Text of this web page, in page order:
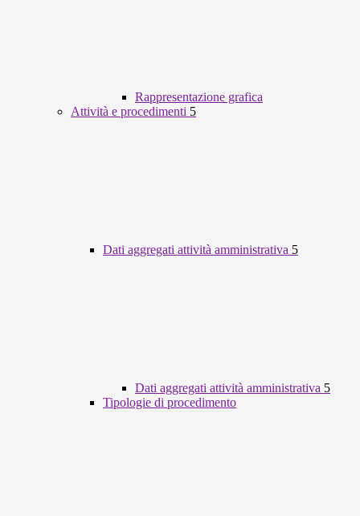
Rappresentazione grafica
Attività e procedimenti 5
Dati aggregati attività amministrativa 5
Dati aggregati attività amministrativa 5
Tipologie di procedimento